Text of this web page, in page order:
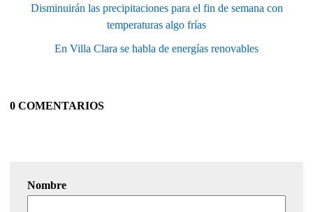
Disminuirán las precipitaciones para el fin de semana con
temperaturas algo frías
En Villa Clara se habla de energías renovables
0 COMENTARIOS
Nombre